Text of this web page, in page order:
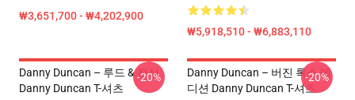
₩3,651,700 - ₩4,202,900
₩5,918,510 - ₩6,883,110
Danny Duncan – 루드 & 전설
Danny Duncan T-셔츠
-20%
Danny Duncan – 버진 록스 에
디션 Danny Duncan T-셔츠
-20%